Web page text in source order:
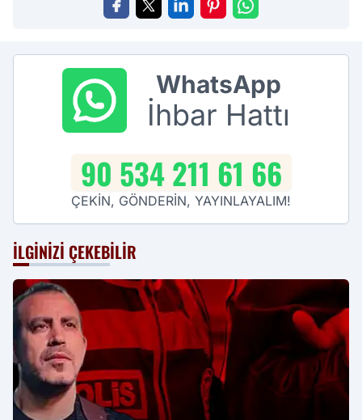
WhatsApp
İhbar Hattı
90 534 211 61 66
ÇEKİN, GÖNDERİN, YAYINLAYALIM!
İLGINIZI ÇEKEBILIR